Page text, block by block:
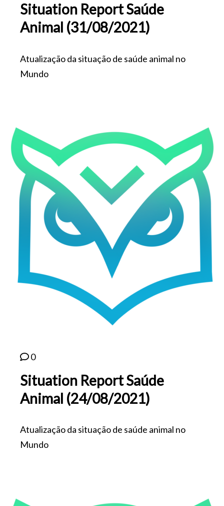
Situation Report Saúde
Animal (31/08/2021)
Atualização da situação de saúde animal no
Mundo
0
Situation Report Saúde
Animal (24/08/2021)
Atualização da situação de saúde animal no
Mundo